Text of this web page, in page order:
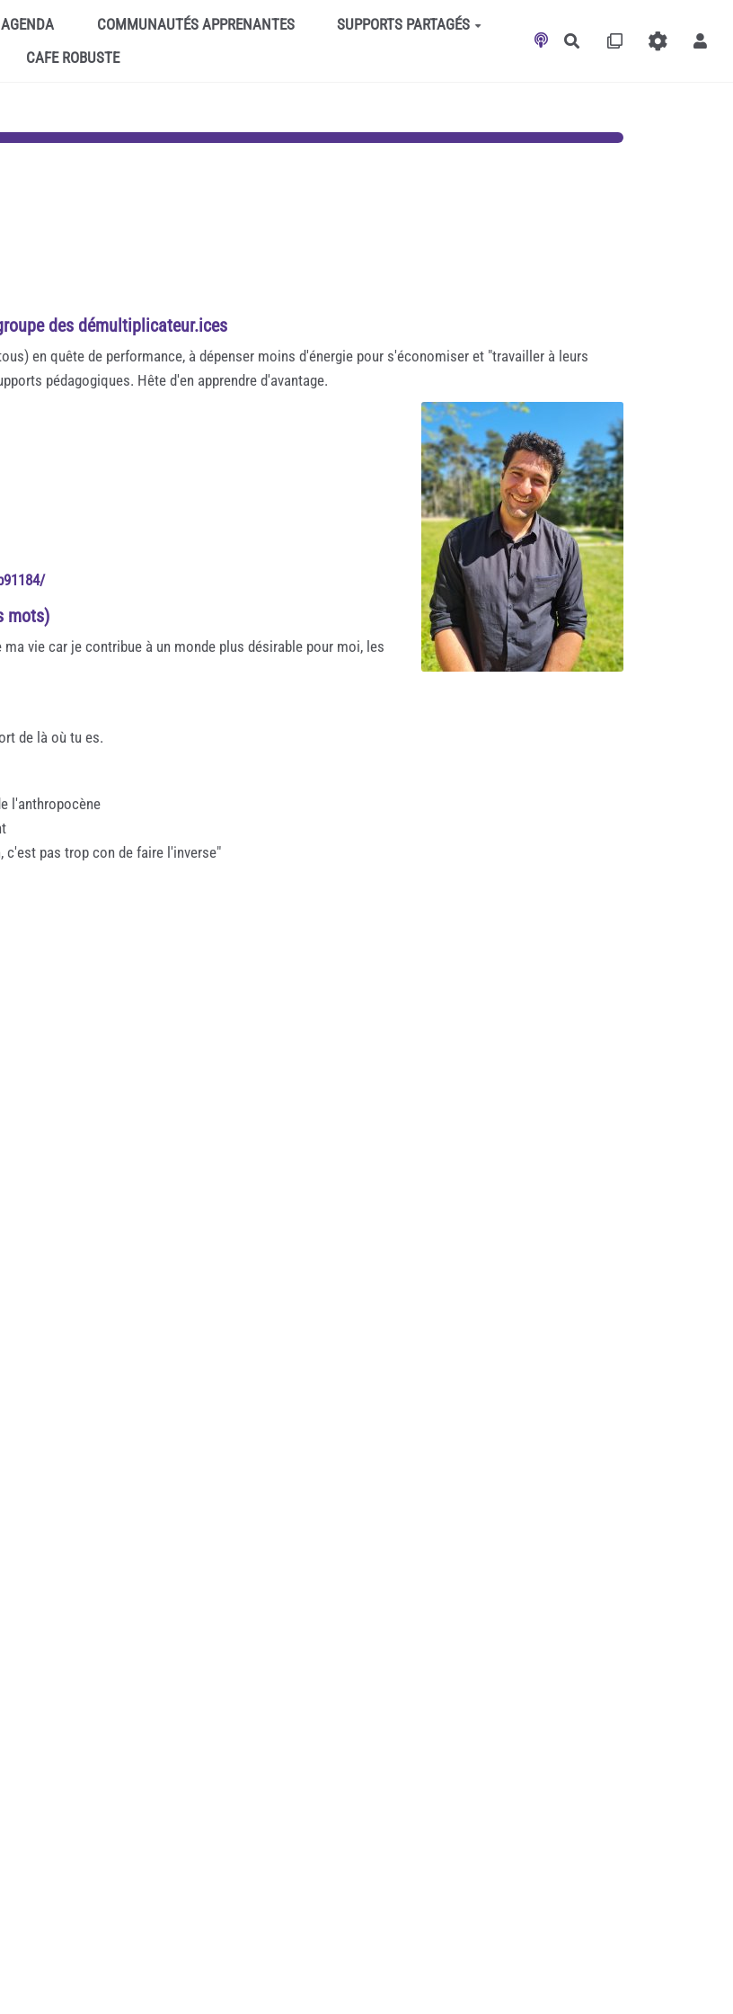
AGENDA COMMUNAUTÉS APPRENANTES
SUPPORTS PARTAGÉS
CAFE ROBUSTE
Rechercher
des démultiplicateur.ices
en quête de performance, à dépenser moins d'énergie pour s'économiser et "travailler à leurs
pédagogiques. Hête d'en apprendre d'avantage.
mots)
vie car je contribue à un monde plus désirable pour moi, les
de là où tu es.
l'anthropocène
c'est pas trop con de faire l'inverse"